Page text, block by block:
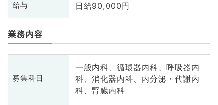
給与 日給90,000円
業務内容
募集科目
一般内科、循環器内科、呼吸器内
科、消化器内科、内分泌・代謝内
科、腎臓内科